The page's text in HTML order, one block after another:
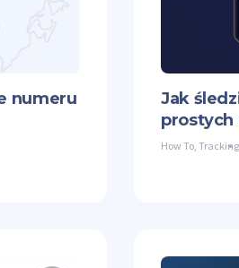
numeru
Jak
prostych
How To, Tracking